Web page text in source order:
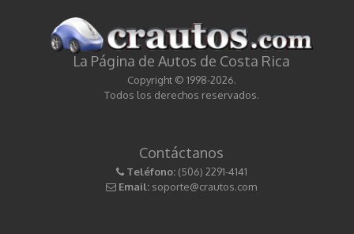
La Página de Autos de Costa Rica
Copyright © 1998-2026.
Todos los derechos reservados.
Contáctanos
Teléfono: (506) 2291-4141
Email: soporte@crautos.com